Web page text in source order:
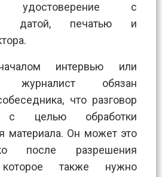
удостоверение с
датой, печатью и
интервью или
журналист обязан
что разговор
с целью обработки
материала. Он может это
после разрешения
которое также нужно